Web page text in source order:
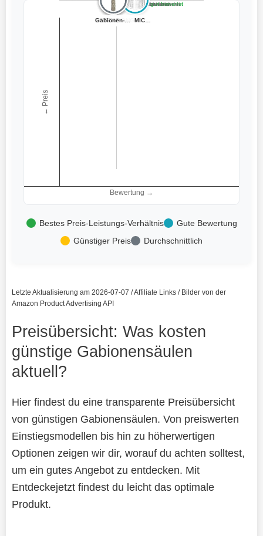
Bewertung →
← Preis
Teuer, gut bewertet
Teuer, schlecht bewertet
Preiswert, gut bewertet
Preiswert, schlecht bewertet
ESTEXO Gabionen...
ESTEXO Gabionen...Gabionenkörbe, ... SONGMICS Gabion...
ESTEXO Gabione ...
Bestes Preis-Leistungs-Verhältnis
Gute Bewertung
Günstiger Preis
Durchschnittlich
Letzte Aktualisierung am 2026-07-07 / Affiliate Links / Bilder von der
Amazon Product Advertising API
Preisübersicht: Was kosten
günstige Gabionensäulen
aktuell?
Hier findest du eine transparente Preisübersicht
von günstigen Gabionensäulen. Von preiswerten
Einstiegsmodellen bis hin zu höherwertigen
Optionen zeigen wir dir, worauf du achten solltest,
um ein gutes Angebot zu entdecken. Mit
Entdeckejetzt findest du leicht das optimale
Produkt.